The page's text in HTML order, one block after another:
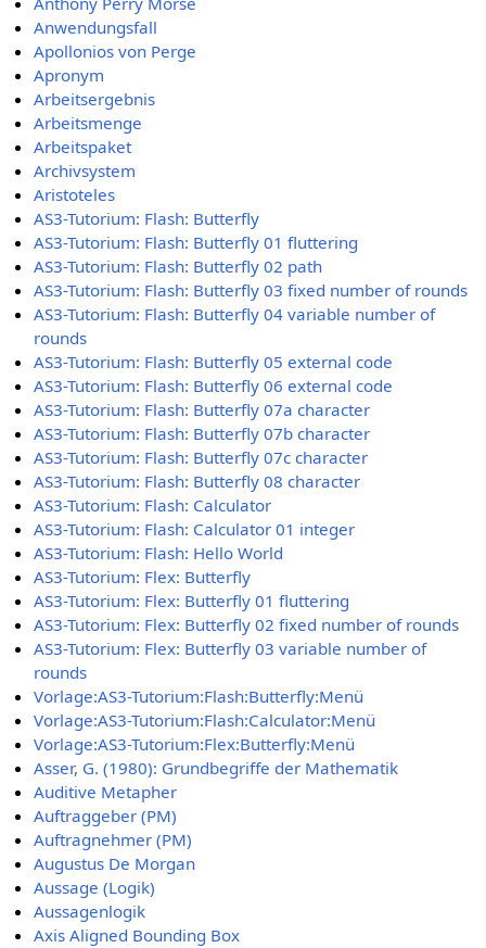
Anwendungsfall
Apollonios von Perge
Apronym
Arbeitsergebnis
Arbeitsmenge
Arbeitspaket
Archivsystem
Aristoteles
AS3-Tutorium: Flash: Butterfly
AS3-Tutorium: Flash: Butterfly 01 fluttering
AS3-Tutorium: Flash: Butterfly 02 path
AS3-Tutorium: Flash: Butterfly 03 fixed number of rounds
AS3-Tutorium: Flash: Butterfly 04 variable number of
rounds
AS3-Tutorium: Flash: Butterfly 05 external code
AS3-Tutorium: Flash: Butterfly 06 external code
AS3-Tutorium: Flash: Butterfly 07a character
AS3-Tutorium: Flash: Butterfly 07b character
AS3-Tutorium: Flash: Butterfly 07c character
AS3-Tutorium: Flash: Butterfly 08 character
AS3-Tutorium: Flash: Calculator
AS3-Tutorium: Flash: Calculator 01 integer
AS3-Tutorium: Flash: Hello World
AS3-Tutorium: Flex: Butterfly
AS3-Tutorium: Flex: Butterfly 01 fluttering
AS3-Tutorium: Flex: Butterfly 02 fixed number of rounds
AS3-Tutorium: Flex: Butterfly 03 variable number of
rounds
Vorlage:AS3-Tutorium:Flash:Butterfly:Menü
Vorlage:AS3-Tutorium:Flash:Calculator:Menü
Vorlage:AS3-Tutorium:Flex:Butterfly:Menü
Asser, G. (1980): Grundbegriffe der Mathematik
Auditive Metapher
Auftraggeber (PM)
Auftragnehmer (PM)
Augustus De Morgan
Aussage (Logik)
Aussagenlogik
Axis Aligned Bounding Box